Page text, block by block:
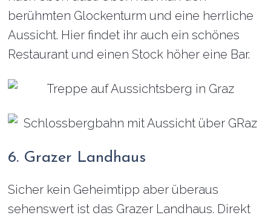
berühmten Glockenturm und eine herrliche
Aussicht. Hier findet ihr auch ein schönes
Restaurant und einen Stock höher eine Bar.
6. Grazer Landhaus
Sicher kein Geheimtipp aber überaus
sehenswert ist das Grazer Landhaus. Direkt